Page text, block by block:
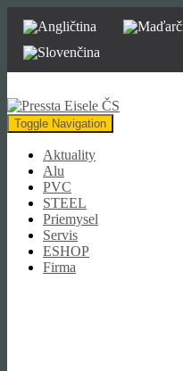
Toggle Navigation
Aktuality
Alu
PVC
STEEL
Priemysel
Servis
ESHOP
Firma